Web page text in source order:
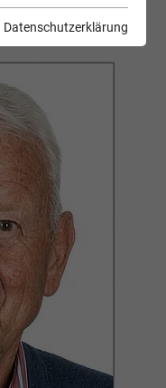
Datenschutzerklärung